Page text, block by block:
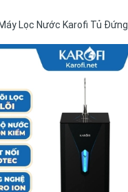
Máy Lọc Nước Karofi Tủ Đứng
Karofi KAE-S65